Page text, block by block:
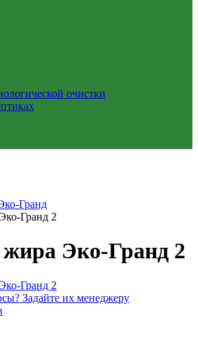
очистки
Гранд
Гранд 2
Эко-Гранд 2
Гранд 2
Задайте их менеджеру